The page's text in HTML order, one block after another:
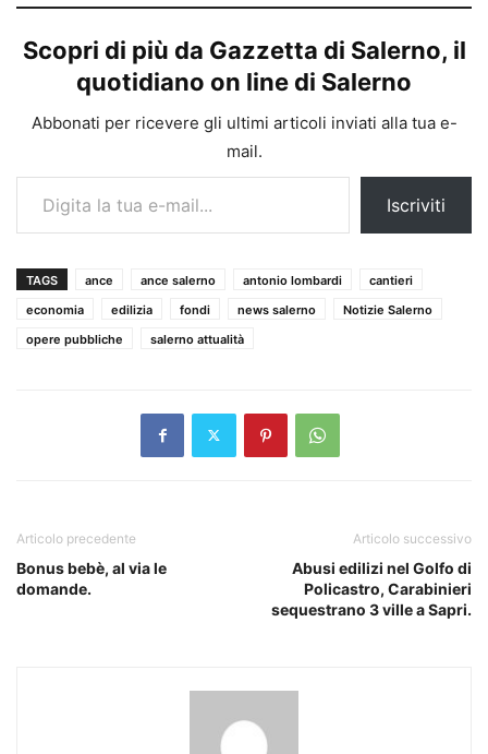
Scopri di più da Gazzetta di Salerno, il
quotidiano on line di Salerno
Abbonati per ricevere gli ultimi articoli inviati alla tua e-
mail.
Digita la tua e-mail...
Iscriviti
TAGS ance ance salerno antonio lombardi
cantieri
economia
edilizia fondi news salerno
Notizie Salerno
opere pubbliche
salerno attualità
Articolo precedente
Bonus bebè, al via le
domande.
Articolo successivo
Abusi edilizi nel Golfo di
Policastro, Carabinieri
sequestrano 3 ville a Sapri.